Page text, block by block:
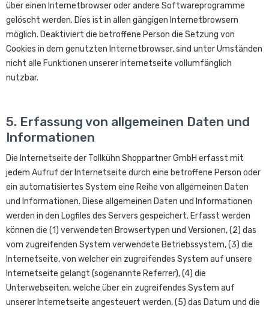
über einen Internetbrowser oder andere Softwareprogramme
gelöscht werden. Dies ist in allen gängigen Internetbrowsern
möglich. Deaktiviert die betroffene Person die Setzung von
Cookies in dem genutzten Internetbrowser, sind unter Umständen
nicht alle Funktionen unserer Internetseite vollumfänglich
nutzbar.
5. Erfassung von allgemeinen Daten und
Informationen
Die Internetseite der Tollkühn Shoppartner GmbH erfasst mit
jedem Aufruf der Internetseite durch eine betroffene Person oder
ein automatisiertes System eine Reihe von allgemeinen Daten
und Informationen. Diese allgemeinen Daten und Informationen
werden in den Logfiles des Servers gespeichert. Erfasst werden
können die (1) verwendeten Browsertypen und Versionen, (2) das
vom zugreifenden System verwendete Betriebssystem, (3) die
Internetseite, von welcher ein zugreifendes System auf unsere
Internetseite gelangt (sogenannte Referrer), (4) die
Unterwebseiten, welche über ein zugreifendes System auf
unserer Internetseite angesteuert werden, (5) das Datum und die